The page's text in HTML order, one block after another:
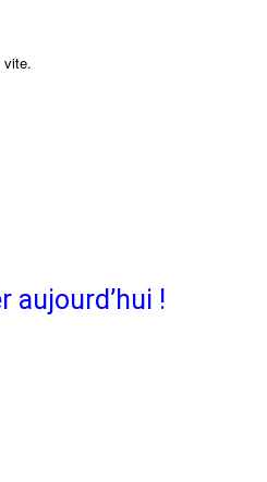
vite.
aujourd’hui !